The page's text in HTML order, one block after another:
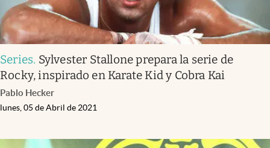
Series. Sylvester Stallone prepara la serie de
Rocky, inspirado en Karate Kid y Cobra Kai
Pablo Hecker
lunes, 05 de Abril de 2021